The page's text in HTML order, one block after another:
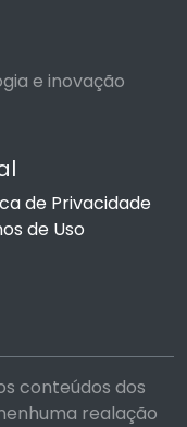
e inovação
de Privacidade
de Uso
conteúdos dos
realação